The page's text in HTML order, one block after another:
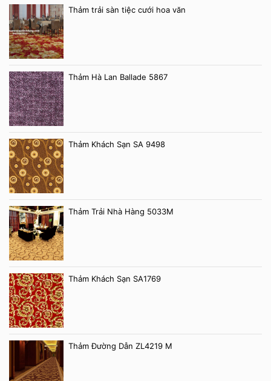
Thảm trải sàn tiệc cưới hoa văn
Thảm Hà Lan Ballade 5867
Thảm Khách Sạn SA 9498
Thảm Trải Nhà Hàng 5033M
Thảm Khách Sạn SA1769
Thảm Đường Dẫn ZL4219 M